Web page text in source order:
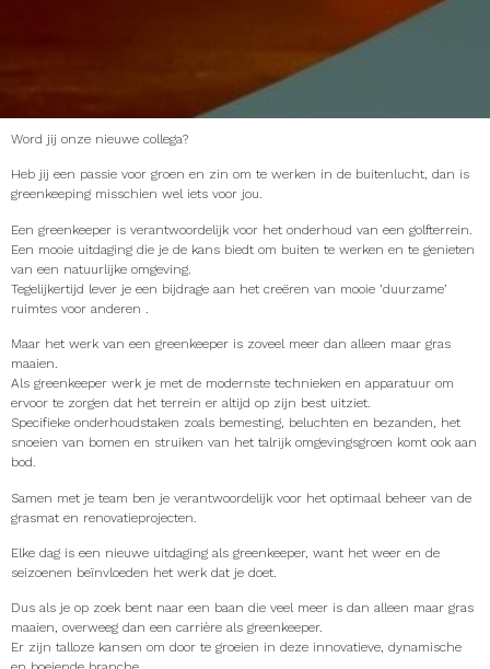
Word jij onze nieuwe collega?
Heb jij een passie voor groen en zin om te werken in de buitenlucht, dan is
greenkeeping misschien wel iets voor jou.
Een greenkeeper is verantwoordelijk voor het onderhoud van een golfterrein.
Een mooie uitdaging die je de kans biedt om buiten te werken en te genieten
van een natuurlijke omgeving.
Tegelijkertijd lever je een bijdrage aan het creëren van mooie ’duurzame’
ruimtes voor anderen .
Maar het werk van een greenkeeper is zoveel meer dan alleen maar gras
maaien.
Als greenkeeper werk je met de modernste technieken en apparatuur om
ervoor te zorgen dat het terrein er altijd op zijn best uitziet.
Specifieke onderhoudstaken zoals bemesting, beluchten en bezanden, het
snoeien van bomen en struiken van het talrijk omgevingsgroen komt ook aan
bod.
Samen met je team ben je verantwoordelijk voor het optimaal beheer van de
grasmat en renovatieprojecten.
Elke dag is een nieuwe uitdaging als greenkeeper, want het weer en de
seizoenen beïnvloeden het werk dat je doet.
Dus als je op zoek bent naar een baan die veel meer is dan alleen maar gras
maaien, overweeg dan een carrière als greenkeeper.
Er zijn talloze kansen om door te groeien in deze innovatieve, dynamische